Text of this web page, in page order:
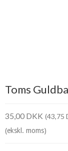
Toms
35,00 DKK (43,75
(ekskl. moms)